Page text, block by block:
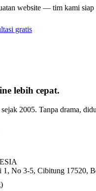
website — tim kami
gratis
lebih cepat.
2005. Tanpa drama,
No 3-5, Cibitung 17520,